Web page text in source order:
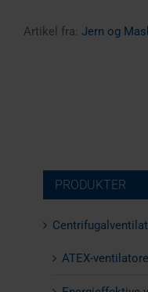
Artikel fra: Jern og
PRODUKTER
ATEX-